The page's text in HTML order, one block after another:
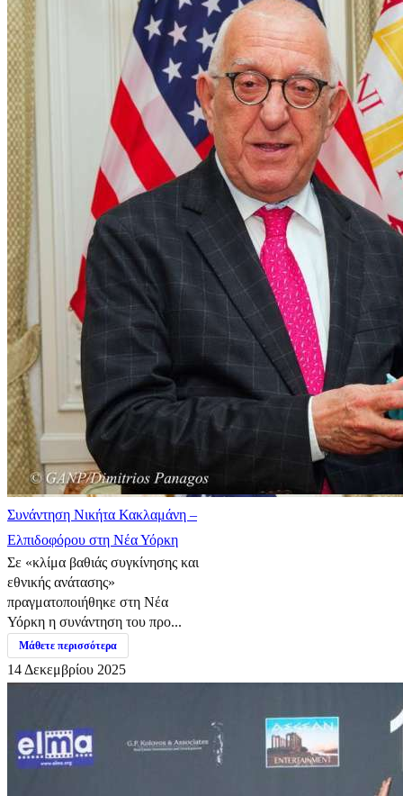
Συνάντηση Νικήτα Κακλαμάνη –
Ελπιδοφόρου στη Νέα Υόρκη
Σε «κλίμα βαθιάς συγκίνησης και
εθνικής ανάτασης»
πραγματοποιήθηκε στη Νέα
Υόρκη η συνάντηση του προ...
Μάθετε περισσότερα
14 Δεκεμβρίου 2025